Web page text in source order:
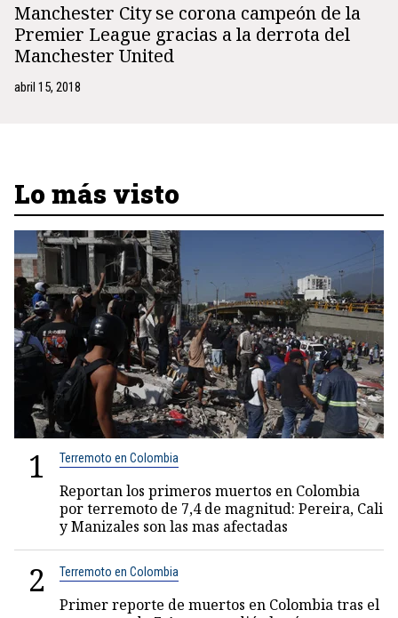
Manchester City se corona campeón de la
Premier League gracias a la derrota del
Manchester United
abril 15, 2018
Lo más visto
1 Terremoto en Colombia
Reportan los primeros muertos en Colombia
por terremoto de 7,4 de magnitud: Pereira, Cali
y Manizales son las mas afectadas
2 Terremoto en Colombia
Primer reporte de muertos en Colombia tras el